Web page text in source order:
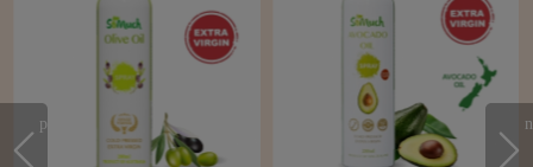
prev